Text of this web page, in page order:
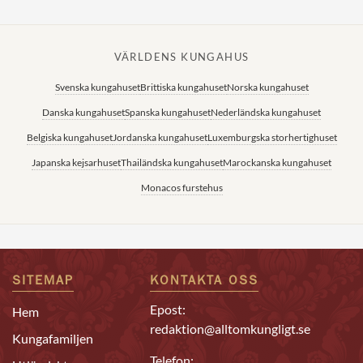
VÄRLDENS KUNGAHUS
Svenska kungahusetBrittiska kungahusetNorska kungahuset
Danska kungahusetSpanska kungahusetNederländska kungahuset
Belgiska kungahusetJordanska kungahusetLuxemburgska storhertighuset
Japanska kejsarhusetThailändska kungahusetMarockanska kungahuset
Monacos furstehus
SITEMAP
Hem
Kungafamiljen
KONTAKTA OSS
Epost:
redaktion@alltomkungligt.se